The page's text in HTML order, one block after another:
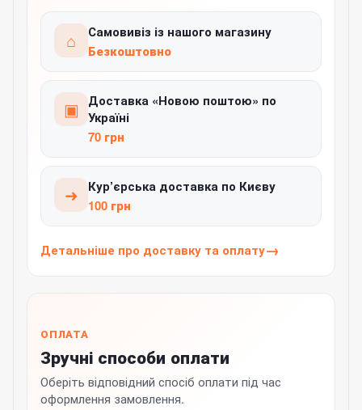
⌂
Самовивіз із нашого магазину
Безкоштовно
▣
Доставка «Новою поштою» по
Україні
70 грн
➜
Кур’єрська доставка по Києву
100 грн
Детальніше про доставку та оплату
ОПЛАТА
Зручні способи оплати
Оберіть відповідний спосіб оплати під час
оформлення замовлення.